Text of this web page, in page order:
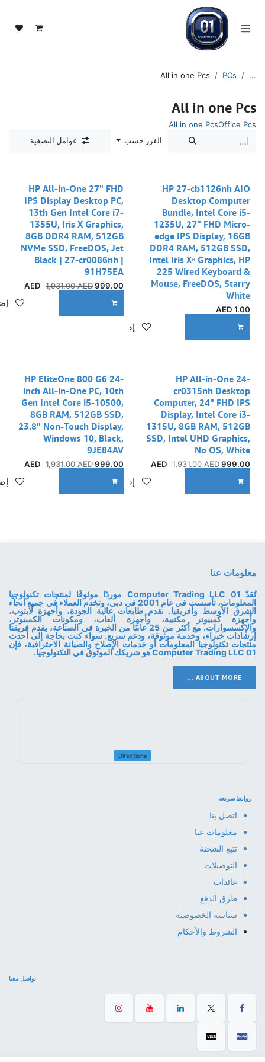
...
PCs
All in one Pcs
All in one Pcs
Office Pcs
All in one Pcs
الفرز حسب
عوامل التصفية
HP 27-cb1126nh AIO
Desktop Computer
Bundle, Intel Core i5-
1235U, 27" FHD Micro-
edge IPS Display, 16GB
DDR4 RAM, 512GB SSD,
Intel Iris Xᵉ Graphics, HP
225 Wired Keyboard &
Mouse, FreeDOS, Starry
White
1.00
إضافة إلى قائمة الأمنيات
HP All-in-One 27" FHD
IPS Display Desktop PC,
13th Gen Intel Core i7-
1355U, Iris X Graphics,
8GB DDR4 RAM, 512GB
NVMe SSD, FreeDOS, Jet
Black | 27-cr0086nh |
91H75EA
999.00
AED
1,931.00AED
HP All-in-One 24-
cr0315nh Desktop
Computer, 24" FHD IPS
Display, Intel Core i3-
1315U, 8GB RAM, 512GB
SSD, Intel UHD Graphics,
No OS, White
999.00
AED
1,931.00AED
إضافة إلى قائمة الأمنيات
HP EliteOne 800 G6 24-
inch All-in-One PC, 10th
Gen Intel Core i5-10500,
8GB RAM, 512GB SSD,
23.8" Non-Touch Display,
Windows 10, Black,
9JE84AV
999.00
AED
1,931.00AED
معلومات عنا
تُعَدّ 01 Computer Trading LLC موردًا موثوقًا لمنتجات تكنولوجيا
المعلومات، تأسست في عام 2001 في دبي، وتخدم العملاء في جميع أنحاء
الشرق الأوسط وأفريقيا. نقدم طابعات عالية الجودة، وأجهزة لابتوب،
وأجهزة كمبيوتر مكتبية، وأجهزة ألعاب، ومكونات الكمبيوتر،
والإكسسوارات. مع أكثر من 25 عامًا من الخبرة في الصناعة، يقدم فريقنا
إرشادات خبراء، وخدمة موثوقة، ودعم سريع. سواء كنت بحاجة إلى أحدث
منتجات تكنولوجيا المعلومات أو خدمات الإصلاح والصيانة الاحترافية، فإن
01 Computer Trading LLC هو شريكك الموثوق في التكنولوجيا.
ABOUT MORE ...
Directions
روابط سريعة
اتصل بنا
معلومات عنا
تتبع الشحنة
التوصيلات
عائدات
طرق الدفع
سياسة الخصوصية
الشروط والأحكام
تواصل معنا